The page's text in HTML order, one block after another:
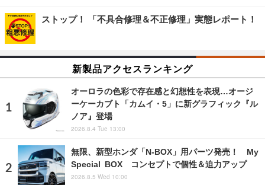
ストップ！ 「不具合修理＆不正修理」実態レポート！
新製品アクセスランキング
オーロラの色彩で存在感と幻想性を表現…オージ
ーケーカブト「カムイ・5」に新グラフィック『ル
ノア』登場
2026.8.4 Tue 13:00
無限、新型ホンダ「N-BOX」用パーツ発売！ My
Special BOX コンセプトで個性＆迫力アップ
2026.8.5 Wed 10:00